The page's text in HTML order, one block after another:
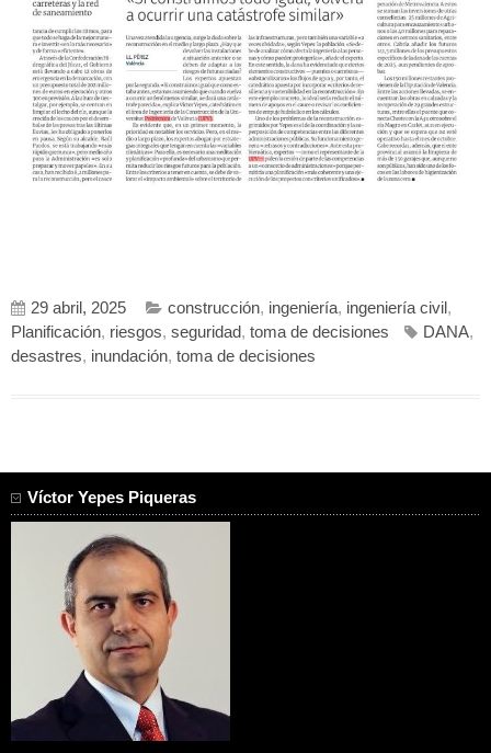
29 abril, 2025 construcción, ingeniería, ingeniería civil ,
Planificación, riesgos, seguridad, toma de decisiones DANA,
desastres, inundación, toma de decisiones
Víctor Yepes Piqueras